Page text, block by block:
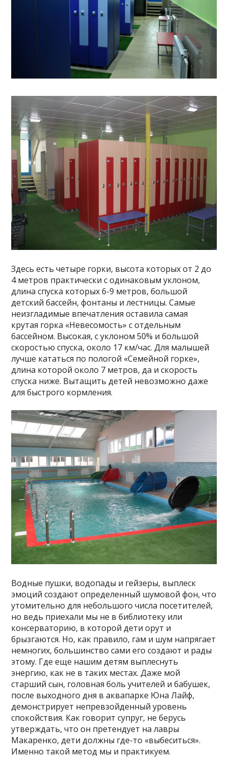
Здесь есть четыре горки, высота которых от 2 до
4 метров практически с одинаковым уклоном,
длина спуска которых 6-9 метров, большой
детский бассейн, фонтаны и лестницы. Самые
неизгладимые впечатления оставила самая
крутая горка «Невесомость» с отдельным
бассейном. Высокая, с уклоном 50% и большой
скоростью спуска, около 17 км/час. Для малышей
лучше кататься по пологой «Семейной горке»,
длина которой около 7 метров, да и скорость
спуска ниже. Вытащить детей невозможно даже
для быстрого кормления.
Водные пушки, водопады и гейзеры, выплеск
эмоций создают определенный шумовой фон, что
утомительно для небольшого числа посетителей,
но ведь приехали мы не в библиотеку или
консерваторию, в которой дети орут и
брызгаются. Но, как правило, гам и шум напрягает
немногих, большинство сами его создают и рады
этому. Где еще нашим детям выплеснуть
энергию, как не в таких местах. Даже мой
старший сын, головная боль учителей и бабушек,
после выходного дня в аквапарке Юна Лайф,
демонстрирует непревзойденный уровень
спокойствия. Как говорит супруг, не берусь
утверждать, что он претендует на лавры
Макаренко, дети должны где-то «выбеситься».
Именно такой метод мы и практикуем.